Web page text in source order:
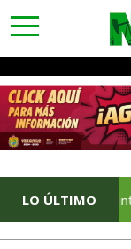
toggle
navigation
LO ÚLTIMO
Día